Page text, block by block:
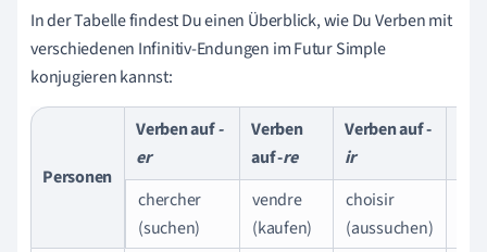
In der Tabelle findest Du einen Überblick, wie Du Verben mit
verschiedenen Infinitiv-Endungen im Futur Simple
konjugieren kannst:
Personen
Verben auf-
er
Verben
auf -re
Verben auf -
ir
chercher
(suchen)
vendre
(kaufen)
choisir
(aussuchen)